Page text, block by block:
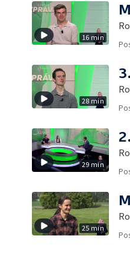
16 min
28 min
29 min
25 min